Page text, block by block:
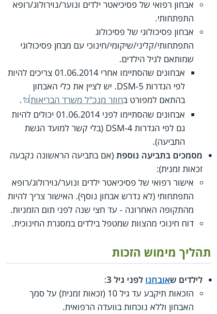
אבחון רפואי של פסיכיאטר ילדים ונוער/נוירולוג/רופא
התפתחותי.
אבחון פסיכולוגי של פסיכולוג
התפתחותי/קליני/שיקומי/חינוכי עם מבחן פסיכולוגי
שמותאם לגיל הילדים.
אבחונים שהסתיימו אחרי 01.06.2014 צריכים להיות
לפי הגדרות DSM-5. יש לציין את כלי האבחון
בהתאם למפורט בחוזר מנכ"ל משרד הבריאות
.
אבחונים שהסתיימו לפני 01.06.2014 יכולים להיות
גם לפי הגדרות DSM-4 (בלי קשר למועד הגשת
התביעה).
מסמכים בתביעה נוספת (אם בתביעה הראשונה נקבעה
זכאות זמנית):
אישור רפואי של פסיכיאטר ילדים ונוער/נוירולוג/רופא
התפתחותי (לא נדרש אבחון נוסף). האישור צריך להיות
מהתקופה האחרונה - עד חצי שנה לפני תום הזמניות.
דוח חינוכי מהצוות שמטפל בילדים במסגרת החינוכית.
תהליך מימוש הזכות
לילדים שאובחנו לפני גיל 3
:
הזכאות תיקבע עד גיל 10 (זכאות זמנית) על סמך
האבחון וללא נוכחות בוועדה הרפואית.